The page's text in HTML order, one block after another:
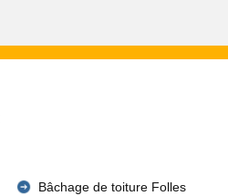
Bâchage de toiture Folles